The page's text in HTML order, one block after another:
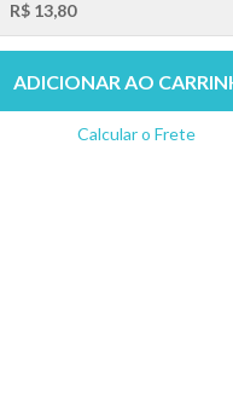
R$ 13,80
ADICIONAR AO
Calcular o Frete